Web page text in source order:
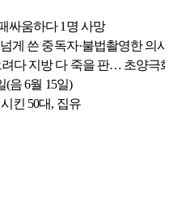
싸움하다 1명 사망
게 쓴 중독자·불법촬영한 의사
다 지방 다 죽을 판… 초양극화
(음 6월 15일)
킨 50대, 집유